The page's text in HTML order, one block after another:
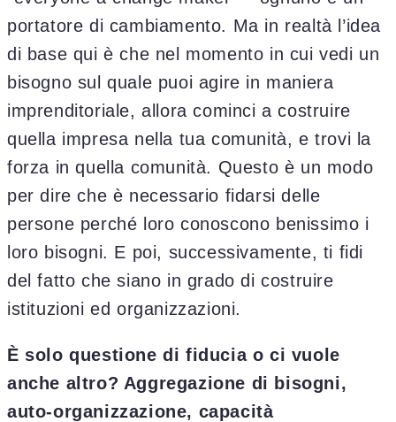
portatore di cambiamento. Ma in realtà l’idea
di base qui è che nel momento in cui vedi un
bisogno sul quale puoi agire in maniera
imprenditoriale, allora cominci a costruire
quella impresa nella tua comunità, e trovi la
forza in quella comunità. Questo è un modo
per dire che è necessario fidarsi delle
persone perché loro conoscono benissimo i
loro bisogni. E poi, successivamente, ti fidi
del fatto che siano in grado di costruire
istituzioni ed organizzazioni.
È solo questione di fiducia o ci vuole
anche altro? Aggregazione di bisogni,
auto-organizzazione, capacità